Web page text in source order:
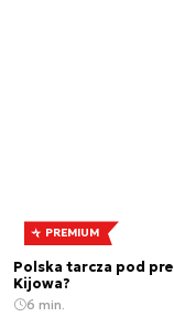
PREMIUM
Polska tarcza pod
Kijowa?
6 min.